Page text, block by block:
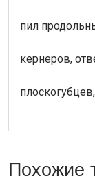
пил
кернеров,
Похожие